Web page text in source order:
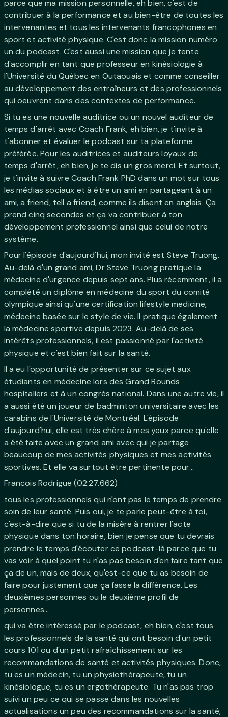
parce que ma mission personnelle, eh bien, c'est de
contribuer à la performance et au bien-être de toutes les
intervenantes et tous les intervenants francophones en
sport et activité physique. C'est donc la mission numéro
un du podcast. C'est aussi une mission que je tente
d'accomplir en tant que professeur en kinésiologie à
l'Université du Québec en Outaouais et comme conseiller
au développement des entraîneurs et des professionnels
qui oeuvrent dans des contextes de performance.
Si tu es une nouvelle auditrice ou un nouvel auditeur de
temps d'arrêt avec Coach Frank, eh bien, je t'invite à
t'abonner et évaluer le podcast sur ta plateforme
préférée. Pour les auditrices et auditeurs loyaux de
temps d'arrêt, eh bien, je te dis un gros merci. Et surtout,
je t'invite à suivre Coach Frank PhD dans un mot sur tous
les médias sociaux et à être un ami en partageant à un
ami, a friend, tell a friend, comme ils disent en anglais. Ça
prend cinq secondes et ça va contribuer à ton
développement professionnel ainsi que celui de notre
système.
Pour l'épisode d'aujourd'hui, mon invité est Steve Truong.
Au-delà d'un grand ami, Dr Steve Truong pratique la
médecine d'urgence depuis sept ans. Plus récemment, il a
complété un diplôme en médecine du sport du comité
olympique ainsi qu'une certification lifestyle medicine,
médecine basée sur le style de vie. Il pratique également
la médecine sportive depuis 2023. Au-delà de ses
intérêts professionnels, il est passionné par l'activité
physique et c'est bien fait sur la santé.
Il a eu l'opportunité de présenter sur ce sujet aux
étudiants en médecine lors des Grand Rounds
hospitaliers et à un congrès national. Dans une autre vie, il
a aussi été un joueur de badminton universitaire avec les
carabins de l'Université de Montréal. L'épisode
d'aujourd'hui, elle est très chère à mes yeux parce qu'elle
a été faite avec un grand ami avec qui je partage
beaucoup de mes activités physiques et mes activités
sportives. Et elle va surtout être pertinente pour...
Francois Rodrigue (02:27.662)
tous les professionnels qui n'ont pas le temps de prendre
soin de leur santé. Puis oui, je te parle peut-être à toi,
c'est-à-dire que si tu de la misère à rentrer l'acte
physique dans ton horaire, bien je pense que tu devrais
prendre le temps d'écouter ce podcast-là parce que tu
vas voir à quel point tu n'as pas besoin d'en faire tant que
ça de un, mais de deux, qu'est-ce que tu as besoin de
faire pour justement que ça fasse la différence. Les
deuxièmes personnes ou le deuxième profil de
personnes...
qui va être intéressé par le podcast, eh bien, c'est tous
les professionnels de la santé qui ont besoin d'un petit
cours 101 ou d'un petit rafraîchissement sur les
recommandations de santé et activités physiques. Donc,
tu es un médecin, tu un physiothérapeute, tu un
kinésiologue, tu es un ergothérapeute. Tu n'as pas trop
suivi un peu ce qui se passe dans les nouvelles
actualisations un peu des recommandations sur la santé,